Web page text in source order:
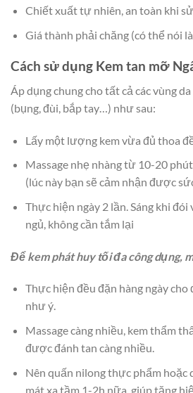
Chiết xuất tự nhiên, an toàn khi
Giá thành phải chăng (có thể nói
Cách sử dụng Kem tan mỡ
Áp dụng chung cho tất cả các vùng
(bụng, đùi, bắp tay…) như sau:
Lấy một lượng kem vừa đủ thoa
Massage nhẹ nhàng từ 10-20
(lúc này bạn sẽ cảm nhận được
Thực hiện ngày 2 lần. Sáng khi
ngủ, không cần tắm lại
Để kem phát huy tối đa công dụng,
Thực hiện đều đặn hàng ngày
như ý.
Massage càng nhiều, kem thẩm
được đánh tan càng nhiều.
Nên quấn nilong thực phẩm hoặc
mát xa tầm 1-2h nữa, giúp tăng